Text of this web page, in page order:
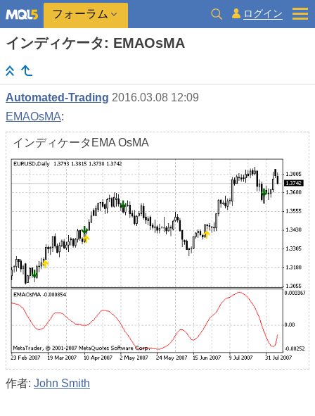
フォーラム ログイン
インディケータ: EMAOsMA
Automated-Trading 2016.03.08 12:09
EMAOsMA:
インディケータEMA OsMA
作者: John Smith